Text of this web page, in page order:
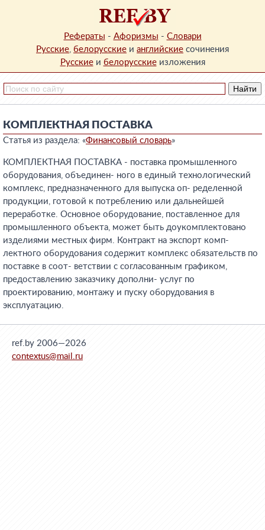
Рефераты - Афоризмы - Словари
Русские, белорусские и английские сочинения
Русскиеи белорусскиеизложения
КОМПЛЕКТНАЯ ПОСТАВКА
Статья из раздела: «Финансовый словарь»
КОМПЛЕКТНАЯ ПОСТАВКА - поставка промышленного
оборудования, объединен- ного в единый технологический
комплекс, предназначенного для выпуска оп- ределенной
продукции, готовой к потреблению или дальнейшей
переработке. Основное оборудование, поставленное для
промышленного объекта, может быть доукомплектовано
изделиями местных фирм. Контракт на экспорт комп-
лектного оборудования содержит комплекс обязательств по
поставке в соот- ветствии с согласованным графиком,
предоставлению заказчику дополни- услуг по
проектированию, монтажу и пуску оборудования в
эксплуатацию.
ref.by 2006—2026
contextus@mail.ru